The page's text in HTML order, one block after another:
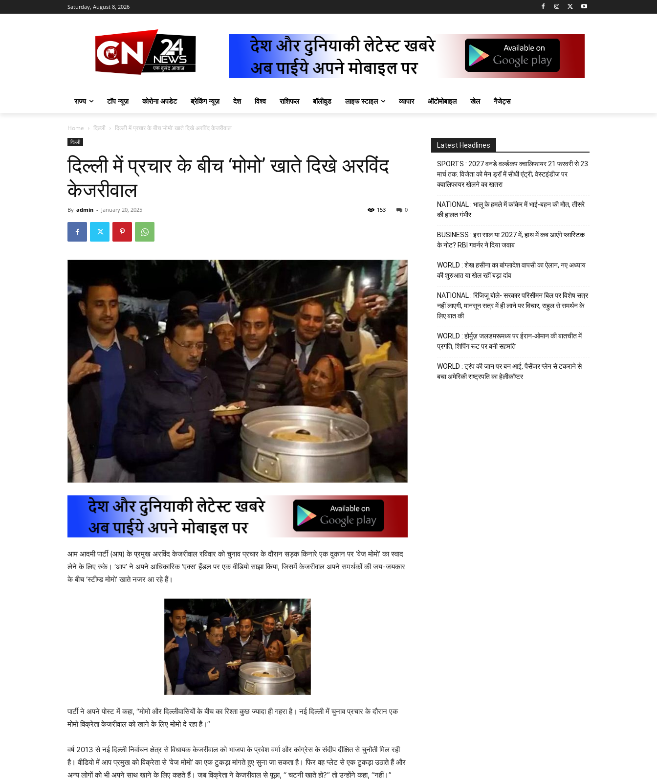
Saturday, August 8, 2026
राज्य टॉप न्यूज़ कोरोना अपडेट ब्रेकिंग न्यूज़ देश विश्व राशिफल बॉलीवुड लाइफ स्टाइल व्यापार ऑटोमोबाइल खेल गैजेट्स
Home दिल्ली दिल्ली में प्रचार के बीच ‘मोमो’ खाते दिखे अरविंद केजरीवाल
दिल्ली
दिल्ली में प्रचार के बीच ‘मोमो’ खाते दिखे अरविंद
केजरीवाल
By admin - January 20, 2025 0
153
आम आदमी पार्टी (आप) के प्रमुख अरविंद केजरीवाल रविवार को चुनाव प्रचार के दौरान सड़क किनारे एक दुकान पर ‘वेज मोमो’ का स्वाद
लेने के लिए रुके। ‘आप’ ने अपने आधिकारिक ‘एक्स’ हैंडल पर एक वीडियो साझा किया, जिसमें केजरीवाल अपने समर्थकों की जय-जयकार
के बीच ‘स्टीम्ड मोमो’ खाते नजर आ रहे हैं।
पार्टी ने अपने पोस्ट में कहा, ‘‘मोमो और दिल्लीवासियों के बीच का रिश्ता कुछ ज्यादा ही गहरा है। नई दिल्ली में चुनाव प्रचार के दौरान एक
मोमो विक्रेता केजरीवाल को खाने के लिए मोमो दे रहा है।”
वर्ष 2013 से नई दिल्ली निर्वाचन क्षेत्र से विधायक केजरीवाल को भाजपा के प्रवेश वर्मा और कांग्रेस के संदीप दीक्षित से चुनौती मिल रही
है। वीडियो में आप प्रमुख को विक्रेता से ‘वेज मोमो’ का एक टुकड़ा मांगते हुए सुना जा सकता है। फिर वह प्लेट से एक टुकड़ा उठाते हैं और
अन्य लोगों को भी अपने साथ खाने के लिए कहते हैं। जब विक्रेता ने केजरीवाल से पूछा, ‘‘ चटनी खाते हो?” तो उन्होंने कहा, ‘‘नहीं।”
Latest Headlines
SPORTS : 2027 वनडे वर्ल्डकप क्वालिफायर 21 फरवरी से 23
मार्च तक: विजेता को मेन ड्रॉ में सीधी एंट्री; वेस्टइंडीज पर
क्वालिफायर खेलने का खतरा
NATIONAL : भालू के हमले में कांकेर में भाई-बहन की मौत, तीसरे
की हालत गंभीर
BUSINESS : इस साल या 2027 में, हाथ में कब आएंगे प्लास्टिक
के नोट? RBI गवर्नर ने दिया जवाब
WORLD : शेख हसीना का बांग्लादेश वापसी का ऐलान, नए अध्याय
की शुरुआत या खेल रहीं बड़ा दांव
NATIONAL : रिजिजू बोले- सरकार परिसीमन बिल पर विशेष सत्र
नहीं लाएगी, मानसून सत्र में ही लाने पर विचार, राहुल से समर्थन के
लिए बात की
WORLD : होर्मुज़ जलडमरूमध्य पर ईरान-ओमान की बातचीत में
प्रगति, शिपिंग रूट पर बनी सहमति
WORLD : ट्रंप की जान पर बन आई, पैसेंजर प्लेन से टकराने से
बचा अमेरिकी राष्ट्रपति का हेलीकॉप्टर